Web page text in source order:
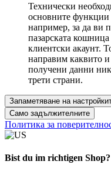
Технически
основните функции
например, за да ви
пазарската
клиентски акаунт.
направим каквито
получени данни
трети страни.
Запаметяване на
Само задължителните
Политика за
Bist du im richtigen Shop?